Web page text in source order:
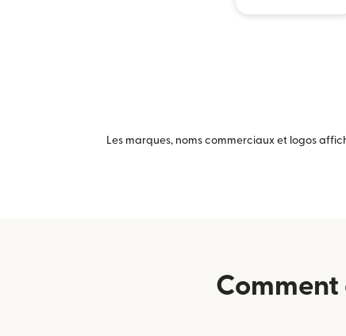
Les marques, noms commerciaux et logos
Comment